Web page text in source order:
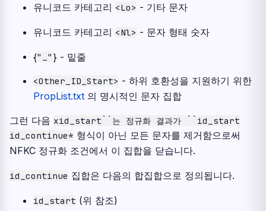
유니코드 카테고리 <Lo> - 기타 문자
유니코드 카테고리 <Nl> - 문자 형태 숫자
{"_" } - 밑줄
<Other_ID_Start> - 하위 호환성을 지원하기 위한
PropList.txt 의 명시적인 문자 집합
그런 다음 xid_start``는 정규화 결과가
``id_start
id_continue* 형식이 아닌 모든 문자를 제거함으로써
NFKC 정규화 조건에서 이 집합을 닫습니다.
id_continue 집합은 다음의 합집합으로 정의됩니다.
id_start (위 참조)